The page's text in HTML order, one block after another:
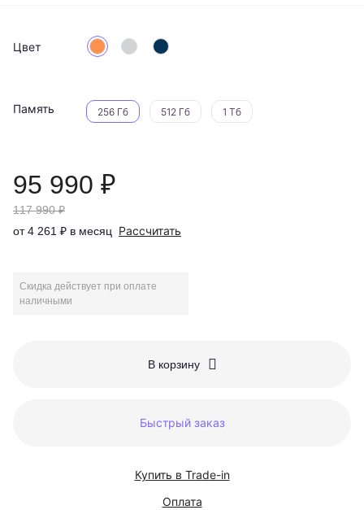
Цвет
Память 256 Гб 512 Гб 1 Тб
95 990 ₽
117 990 ₽
от 4 261 ₽ в месяц Рассчитать
Скидка действует при оплате
наличными
В корзину
Быстрый заказ
Купить в Trade-in
Оплата